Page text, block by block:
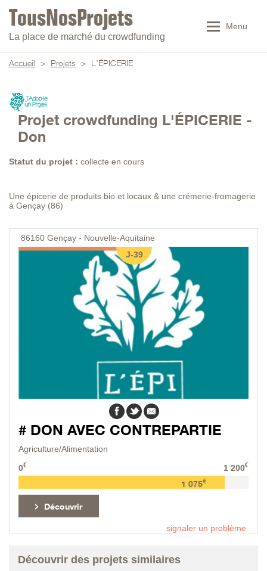
La place de marché du crowdfunding
Menu
Accueil > Projets > L'ÉPICERIE
Projet crowdfunding L'ÉPICERIE -
Don
Statut du projet : collecte en cours
Une épicerie de produits bio et locaux & une crémerie-fromagerie
à Gençay (86)
86160 Gençay - Nouvelle-Aquitaine
J-39
# DON AVEC CONTREPARTIE
Agriculture/Alimentation
0€ 1 200€
1 075€
Découvrir
signaler un problème
Découvrir des projets similaires